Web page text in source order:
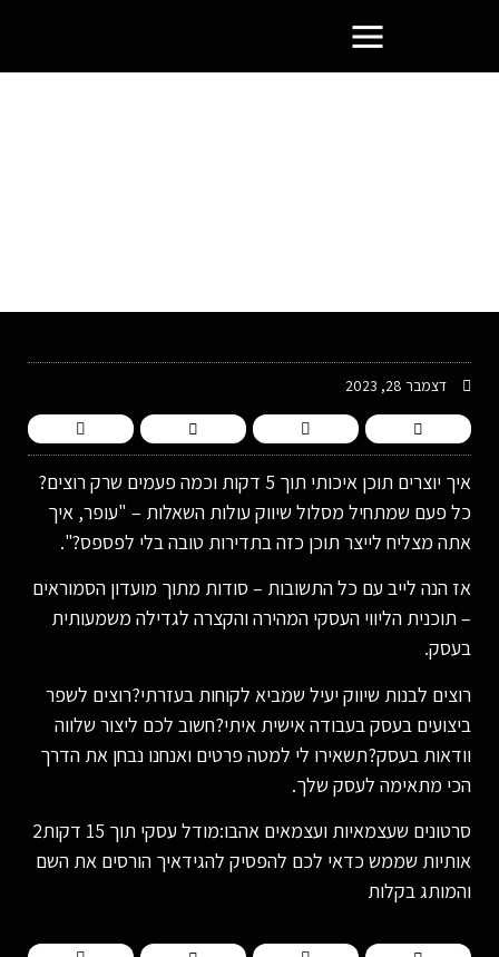
דצמבר 28, 2023
איך יוצרים תוכן איכותי תוך 5 דקות וכמה פעמים שרק רוצים?
כל פעם שמתחיל מסלול שיווק עולות השאלות – "עופר, איך
אתה מצליח לייצר תוכן כזה בתדירות טובה בלי לפספס?".
אז הנה לייב עם כל התשובות – סודות מתוך מועדון הסמוראים
– תוכנית הליווי העסקי המהירה והקצרה לגדילה משמעותית
בעסק.
רוצים לבנות שיווק יעיל שמביא לקוחות בעזרתי?רוצים לשפר
ביצועים בעסק בעבודה אישית איתי?חשוב לכם ליצור שלווה
וודאות בעסק?תשאירו לי למטה פרטים ואנחנו נבחן את הדרך
הכי מתאימה לעסק שלך.
סרטונים שעצמאיות ועצמאים אהבו:מודל עסקי תוך 15 דקות2
אותיות שממש כדאי לכם להפסיק להגידאיך הורסים את השם
והמותג בקלות